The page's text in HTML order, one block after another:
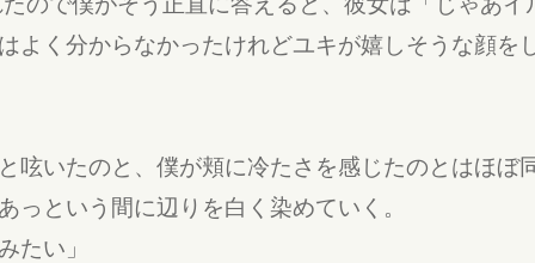
よく分からなかったけれどユキが嬉しそうな顔を
いたのと、僕が頬に冷たさを感じたのとはほぼ
っという間に辺りを白く染めていく。
たい」